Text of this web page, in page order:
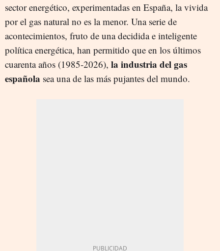
sector energético, experimentadas en España, la vivida
por el gas natural no es la menor. Una serie de
acontecimientos, fruto de una decidida e inteligente
política energética, han permitido que en los últimos
cuarenta años (1985-2026), la industria del gas
española sea una de las más pujantes del mundo.